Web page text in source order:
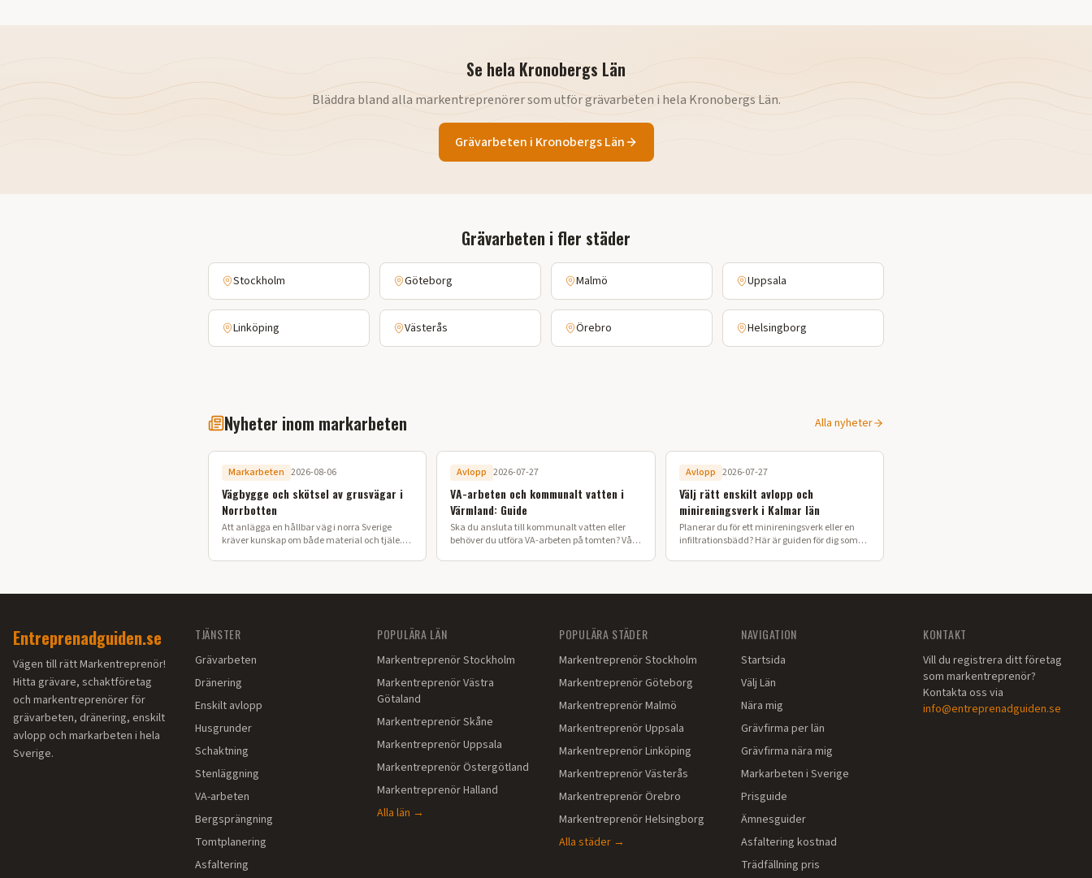
Se hela Kronobergs Län
Bläddra bland alla markentreprenörer som utförgrävarbeten i hela Kronobergs Län.
Grävarbeten i Kronobergs Län
Grävarbeten i fler städer
Stockholm Göteborg Malmö Uppsala
Linköping Västerås Örebro Helsingborg
Nyheter inom markarbeten Alla nyheter
Markarbeten 2026-08-06
Vägbygge och skötsel av grusvägar i
Norrbotten
Att anlägga en hållbar väg i norra Sverige
kräver kunskap om både material och tjäle.
Avlopp 2026-07-27
VA-arbeten och kommunalt vatten i
Värmland: Guide
Ska du ansluta till kommunalt vatten eller
behöver du utföra VA-arbeten på tomten? Vår
Avlopp 2026-07-27
Välj rätt enskilt avlopp och
minireningsverk i Kalmar län
Planerar du för ett minireningsverk eller en
infiltrationsbädd? Här är guiden för dig som
Entreprenadguiden.se
Vägen till rätt Markentreprenör!
Hitta grävare, schaktföretag
och markentreprenörer för
grävarbeten, dränering, enskilt
avlopp och markarbeten i hela
Sverige.
TJÄNSTER
Grävarbeten
Dränering
Enskilt avlopp
Husgrunder
Schaktning
Stenläggning
VA-arbeten
Bergsprängning
Tomtplanering
Asfaltering
POPULÄRA LÄN
MarkentreprenörStockholm
MarkentreprenörVästra
Götaland
MarkentreprenörSkåne
MarkentreprenörUppsala
MarkentreprenörÖstergötland
MarkentreprenörHalland
Alla län →
POPULÄRA STÄDER
MarkentreprenörStockholm
MarkentreprenörGöteborg
MarkentreprenörMalmö
MarkentreprenörUppsala
MarkentreprenörLinköping
MarkentreprenörVästerås
MarkentreprenörÖrebro
MarkentreprenörHelsingborg
Alla städer →
NAVIGATION
Startsida
Välj Län
Nära mig
Grävfirma per län
Grävfirma nära mig
Markarbeten i Sverige
Prisguide
Ämnesguider
Asfaltering kostnad
Trädfällning pris
KONTAKT
Vill du registrera ditt företag
som markentreprenör?
Kontakta oss via
info@entreprenadguiden.se